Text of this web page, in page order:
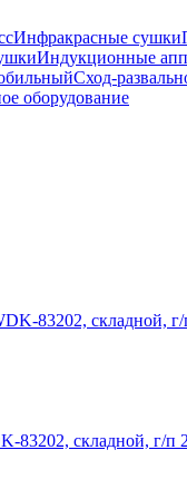
Инфракрасные сушки
Индукционные
Сход-
оборудование
83202, складной, г/